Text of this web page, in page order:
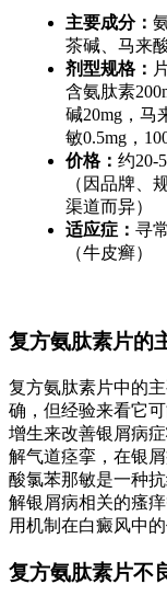
主要成分：
茶碱、马来
剂型规格：
含氨肽素
碱20mg，马
敏0.5mg，
价格： 约20-
（因品牌、
渠道而异）
适应症： 寻
（牛皮癣）
复方氨肽素片的
复方氨肽素片中的
确，但经验来看它
增生来改善银屑病
解气道痉挛，在银
酸氯苯那敏是一种
解银屑病相关的瘙
用机制在白癜风中
复方氨肽素片不